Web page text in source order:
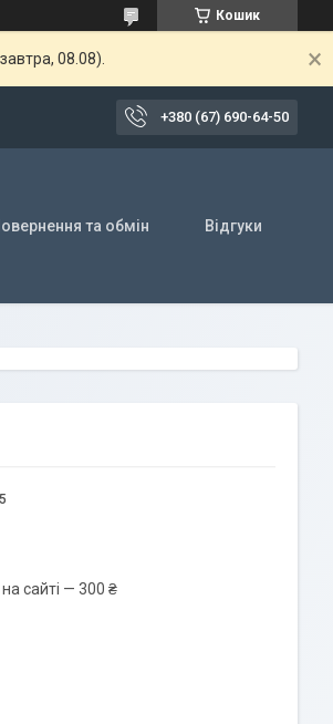
Кошик
08.08).
+380 (67) 690-64-50
та обмін Відгуки
сайті — 300 ₴